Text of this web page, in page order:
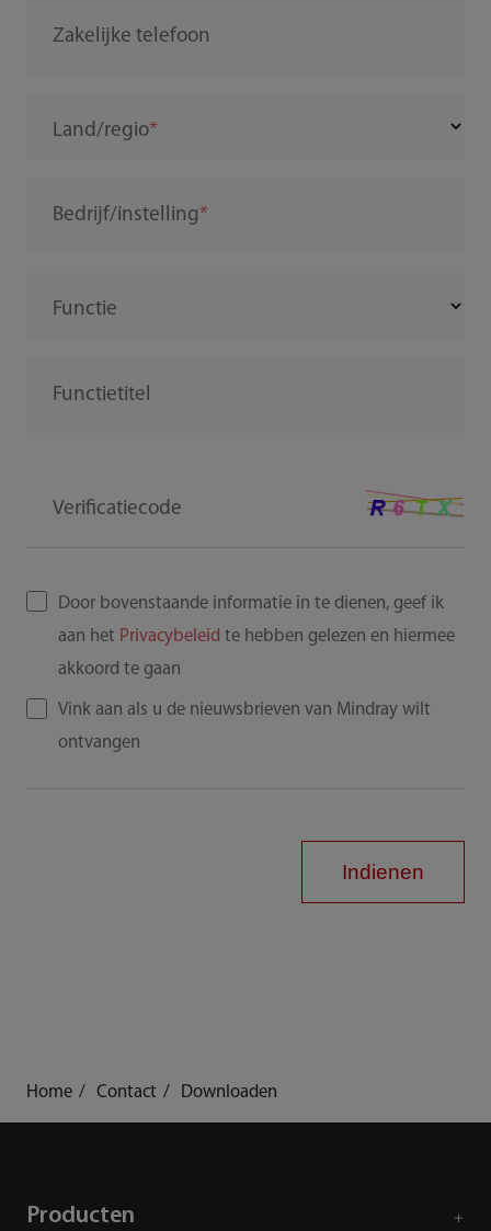
Zakelijke telefoon
Land/regio
Bedrijf/instelling
Functie
Functietitel
Verificatiecode
Door bovenstaande informatie in te dienen, geef ik
aan het Privacybeleid te hebben gelezen en hiermee
akkoord te gaan
Vink aan als u de nieuwsbrieven van Mindray wilt
ontvangen
Indienen
Home Contact Downloaden
Producten